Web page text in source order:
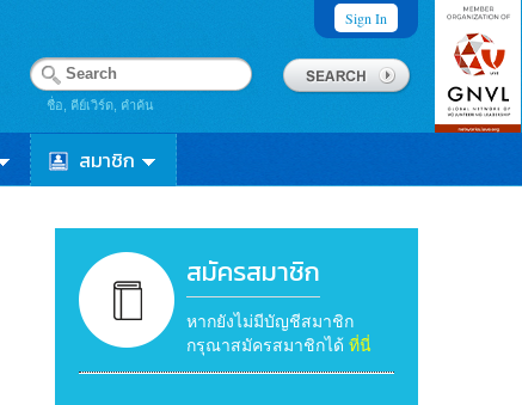
Sign In
ชื่อ, คีย์เวิร์ด, คำค้น
สมาชิก
สมัครสมาชิก
หากยังไม่มีบัญชีสมาชิก
กรุณาสมัครสมาชิกได้ ที่นี่